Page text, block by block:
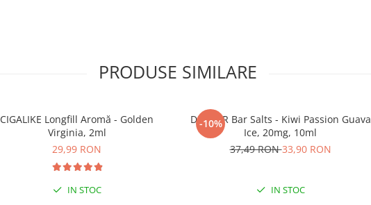
PRODUSE SIMILARE
CIGALIKE Longfill Aromă - Golden
Virginia, 2ml
29,99 RON
IN STOC
-10%
DRIFTER Bar Salts - Kiwi Passion Guava
Ice, 20mg, 10ml
37,49 RON33,90 RON
IN STOC